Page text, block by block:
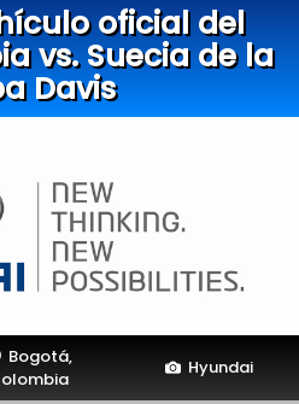
oficial del
vs. Suecia de la
Davis
Bogotá,
Hyundai